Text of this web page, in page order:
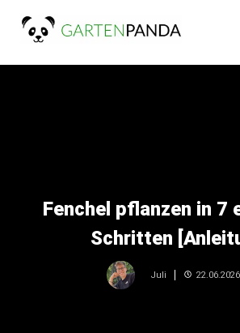
Inhalt
Fenchel pflanzen in 7
Schritten
Juli 22.06.2026